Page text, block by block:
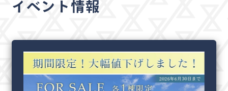
イベント情報